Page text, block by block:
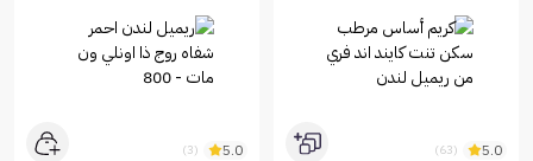
5.0
(63)
5.0
(3)